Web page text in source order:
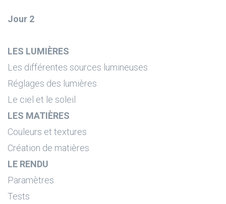
Jour 2
LES LUMIÈRES
Les différentes sources lumineuses
Réglages des lumières
Le ciel et le soleil
LES MATIÈRES
Couleurs et textures
Création de matières
LE RENDU
Paramètres
Tests